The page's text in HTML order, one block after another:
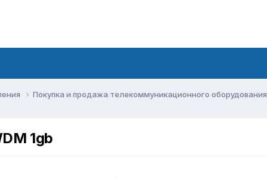
Покупка и продажа телекоммуникационного оборудования
1gb